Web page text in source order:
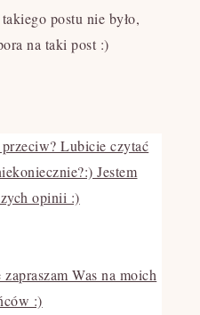
postu nie było,
na taki post :)
przeciw? Lubicie czytać
Jestem
opinii :)
Was na moich
:)